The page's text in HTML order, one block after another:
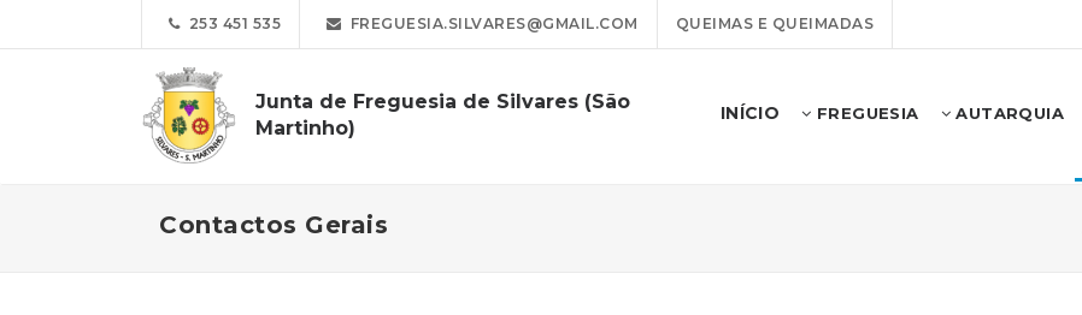
253 451 535 FREGUESIA.SILVARES@GMAIL.COM QUEIMAS E QUEIMADAS
Junta de Freguesia de Silvares (São
Martinho)
INÍCIO FREGUESIA AUTARQUIA
Contactos Gerais